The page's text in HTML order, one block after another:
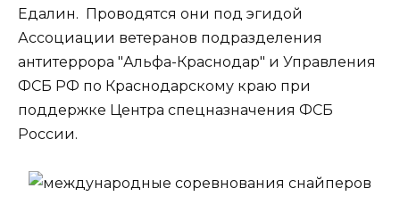
Едалин. Проводятся они под эгидой
Ассоциации ветеранов подразделения
антитеррора "Альфа-Краснодар" и Управления
ФСБ РФ по Краснодарскому краю при
поддержке Центра спецназначения ФСБ
России.